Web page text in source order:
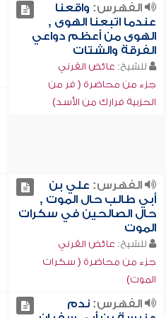
الفهرس: واقعنا
عندما اتبعنا الهوى ,
الهوى من أعظم دواعي
الفرقة والشتات
للشيخ: عائض القرني
جزء من محاضرة ( فر من
الحزبية فرارك من الأسد)
الفهرس: علي بن
أبي طالب حال الموت ,
حال الصالحين في سكرات
الموت
للشيخ: عائض القرني
جزء من محاضرة ( سكرات
الموت)
الفهرس:ندم